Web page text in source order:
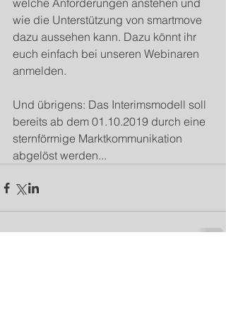
welche Anforderungen anstehen und
wie die Unterstützung von smartmove
dazu aussehen kann. Dazu könnt ihr
euch einfach bei unseren Webinaren
anmelden.
Und übrigens: Das Interimsmodell soll
bereits ab dem 01.10.2019 durch eine
sternförmige Marktkommunikation
abgelöst werden...